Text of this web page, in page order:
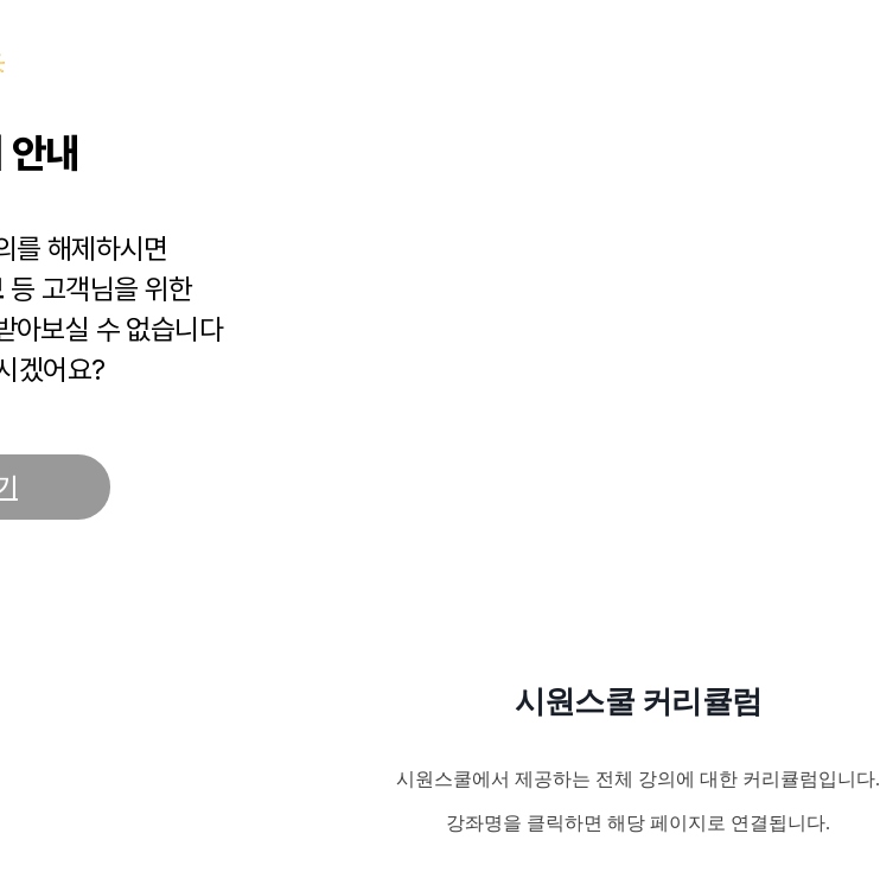
내
를 해제하시면
등 고객님을 위한
아보실 수 없습니다
겠어요?
시원스쿨 커리큘럼
시원스쿨에서 제공하는 전체 강의에 대한 커리큘럼입니다.
강좌명을 클릭하면 해당 페이지로 연결됩니다.